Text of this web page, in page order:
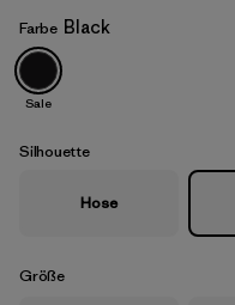
Black
Farbe Black
Sale
Silhouette
Hose
Größe